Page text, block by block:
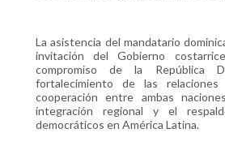
La asistencia del mandatario
invitación del Gobierno
compromiso de la República
fortalecimiento de las
cooperación entre ambas
integración regional y el
democráticos en América Latina.